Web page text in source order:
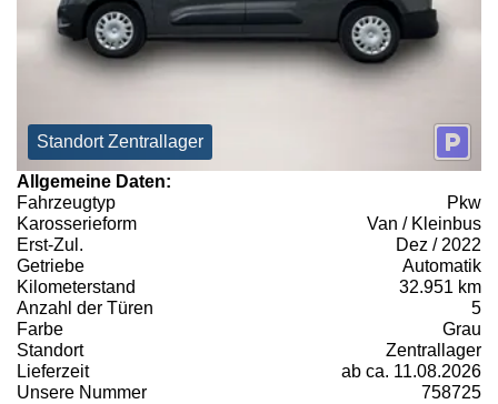
Standort Zentrallager
Allgemeine Daten:
Fahrzeugtyp
Pkw
Karosserieform
Van / Kleinbus
Erst-Zul.
Dez / 2022
Getriebe
Automatik
Kilometerstand
32.951 km
Anzahl der Türen
5
Farbe
Grau
Standort
Zentrallager
Lieferzeit
ab ca. 11.08.2026
Unsere Nummer
758725